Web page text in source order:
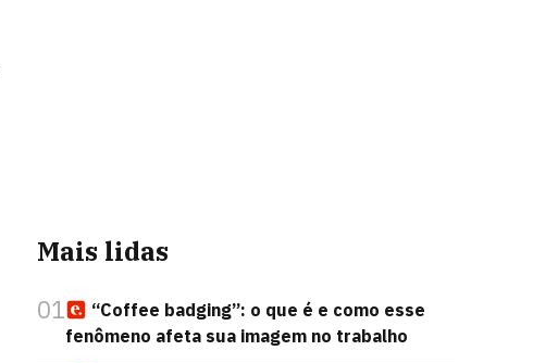
Mais lidas
01
“Coffee badging”: o que é e como esse
fenômeno afeta sua imagem no trabalho